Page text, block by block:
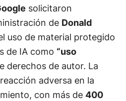
solicitaron
de Donald
uso de material protegido
de IA como “uso
derechos de autor. La
adversa en la
con más de 400